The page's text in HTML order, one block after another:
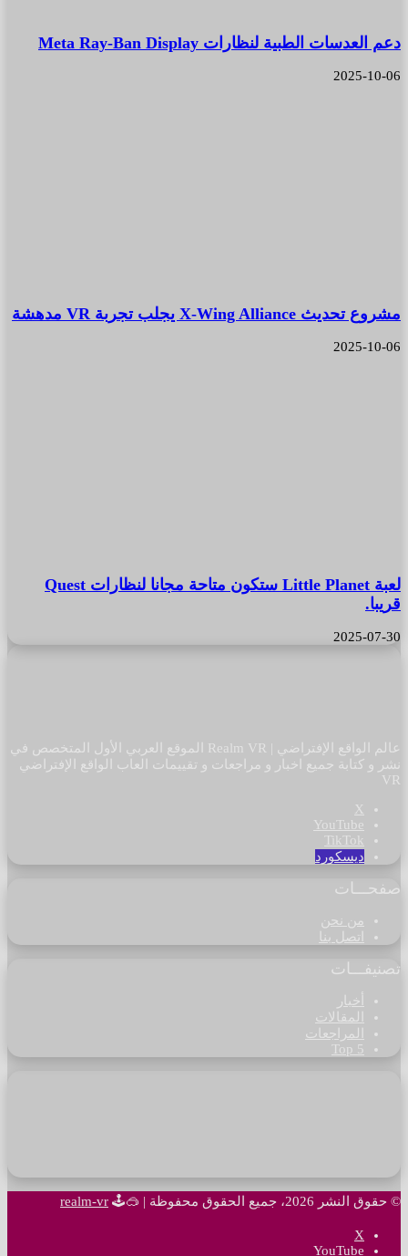
دعم العدسات الطبية لنظارات Meta Ray-Ban Display
2025-10-06
مشروع تحديث X-Wing Alliance يجلب تجربة VR مدهشة
2025-10-06
لعبة Little Planet ستكون متاحة مجانا لنظارات Quest
قريبا.
2025-07-30
عالم الواقع الإفتراضي | Realm VR الموقع العربي الأول المتخصص في
نشر و كتابة جميع اخبار و مراجعات و تقييمات العاب الواقع الإفتراضي
VR
‫X
‫YouTube
‫TikTok
ديسكورد
صفحـــات
من نحن
اتصل بنا
تصنيفـــات
أخبار
المقالات
المراجعات
Top 5
© حقوق النشر 2026، جميع الحقوق محفوظة | 🥽🕹
realm-vr
‫X
‫YouTube